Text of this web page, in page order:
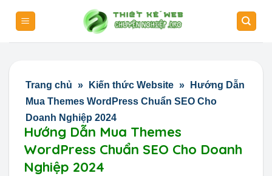
content
Trang chủ » Kiến thức Website »
Hướng Dẫn
Mua Themes WordPress Chuẩn SEO Cho
Doanh Nghiệp 2024
Hướng Dẫn Mua Themes
WordPress Chuẩn SEO Cho Doanh
Nghiệp 2024